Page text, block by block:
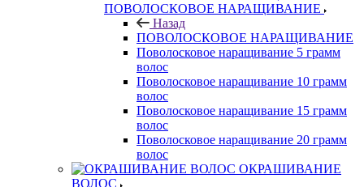
ПОВОЛОСКОВОЕ НАРАЩИВАНИЕ
Назад
ПОВОЛОСКОВОЕ НАРАЩИВАНИЕ
Поволосковое наращивание 5 грамм
волос
Поволосковое наращивание 10 грамм
волос
Поволосковое наращивание 15 грамм
волос
Поволосковое наращивание 20 грамм
волос
ОКРАШИВАНИЕ
ВОЛОС